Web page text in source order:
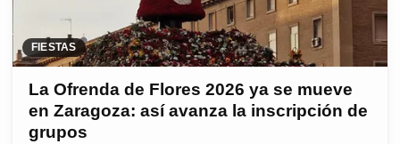
FIESTAS
La Ofrenda de Flores 2026 ya se mueve
en Zaragoza: así avanza la inscripción de
grupos